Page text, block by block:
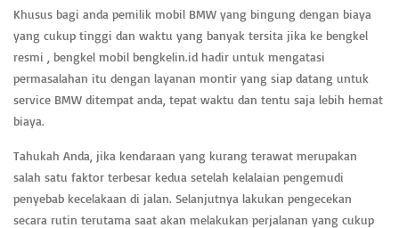
Khusus bagi anda pemilik mobil BMW yang bingung dengan biaya
yang cukup tinggi dan waktu yang banyak tersita jika ke bengkel
resmi , bengkel mobil bengkelin.id hadir untuk mengatasi
permasalahan itu dengan layanan montir yang siap datang untuk
service BMW ditempat anda, tepat waktu dan tentu saja lebih hemat
biaya.
Tahukah Anda, jika kendaraan yang kurang terawat merupakan
salah satu faktor terbesar kedua setelah kelalaian pengemudi
penyebab kecelakaan di jalan. Selanjutnya lakukan pengecekan
secara rutin terutama saat akan melakukan perjalanan yang cukup